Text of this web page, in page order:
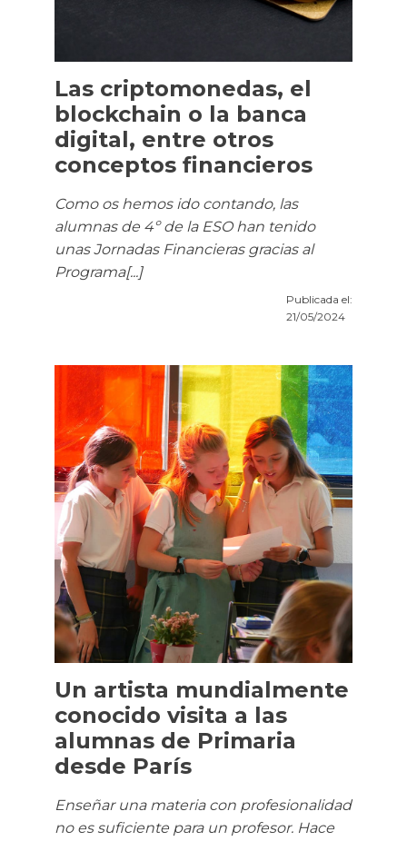
Las criptomonedas, el
blockchain o la banca
digital, entre otros
conceptos financieros
Como os hemos ido contando, las
alumnas de 4º de la ESO han tenido
unas Jornadas Financieras gracias al
Programa[...]
Publicada el:
21/05/2024
Un artista mundialmente
conocido visita a las
alumnas de Primaria
desde París
Enseñar una materia con profesionalidad
no es suficiente para un profesor. Hace